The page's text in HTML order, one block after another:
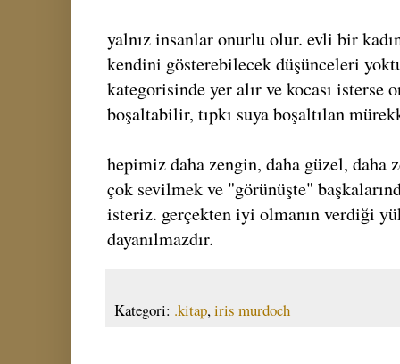
yalnız insanlar onurlu olur. evli bir
kendini gösterebilecek düşünceleri
kategorisinde yer alır ve kocası isterse
boşaltabilir, tıpkı suya boşaltılan
hepimiz daha zengin, daha güzel, daha
çok sevilmek ve "görünüşte"
isteriz. gerçekten iyi olmanın verdiği
dayanılmazdır.
Kategori: .kitap,iris murdoch